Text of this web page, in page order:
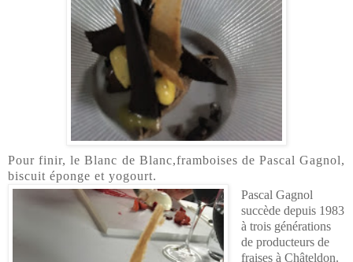
Pour finir, le Blanc de Blanc,framboises de Pascal Gagnol,
biscuit éponge et yogourt.
Pascal Gagnol
succède depuis 1983
à trois générations
de producteurs de
fraises à Châteldon.